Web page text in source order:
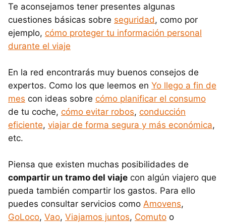
Te aconsejamos tener presentes algunas
cuestiones básicas sobre seguridad, como por
ejemplo, cómo proteger tu información personal
durante el viaje
En la red encontrarás muy buenos consejos de
expertos. Como los que leemos en Yo llego a fin de
mes con ideas sobre cómo planificar el consumo
de tu coche, cómo evitar robos, conducción
eficiente, viajar de forma segura y más económica,
etc.
Piensa que existen muchas posibilidades de
compartir un tramo del viaje con algún viajero que
pueda también compartir los gastos. Para ello
puedes consultar servicios como Amovens,
GoLoco, Vao, Viajamos juntos, Comuto o